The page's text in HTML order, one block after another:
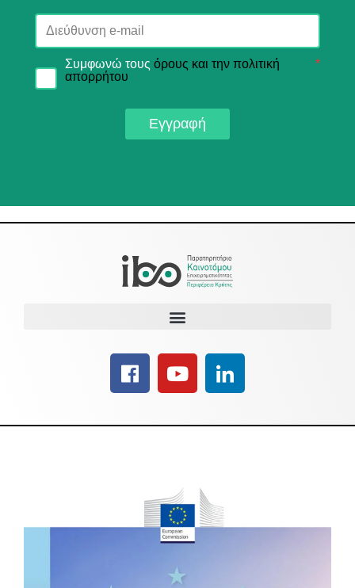
Συμφωνώ τους όρους και την πολιτική
απορρήτου
*
Εγγραφή